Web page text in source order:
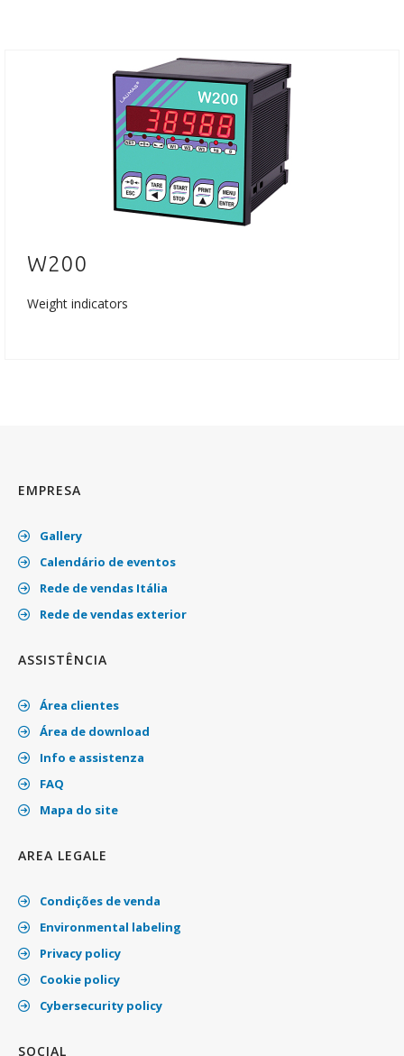
W200
Weight indicators
EMPRESA
Gallery
Calendário de eventos
Rede de vendas Itália
Rede de vendas exterior
ASSISTÊNCIA
Área clientes
Área de download
Info e assistenza
FAQ
Mapa do site
AREA LEGALE
Condições de venda
Environmental labeling
Privacy policy
Cookie policy
Cybersecurity policy
SOCIAL